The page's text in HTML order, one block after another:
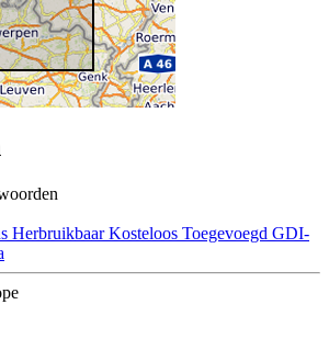
Herbruikbaar Kosteloos Toegevoegd GDI-